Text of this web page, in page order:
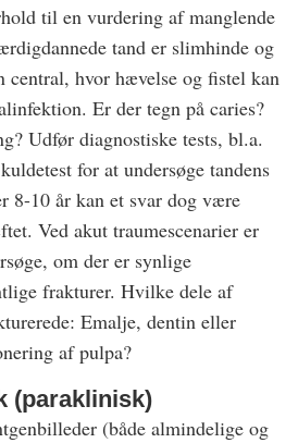
til en vurdering af manglende
tand er slimhinde og
central, hvor hævelse og fistel kan
Er der tegn på caries?
Udfør diagnostiske tests, bl.a.
for at undersøge tandens
8-10 år kan et svar dog være
Ved akut traumescenarier er
om der er synlige
frakturer. Hvilke dele af
Emalje, dentin eller
af pulpa?
(paraklinisk)
(både almindelige og